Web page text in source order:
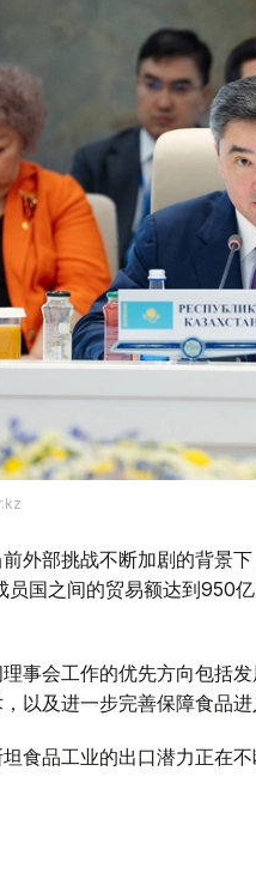
外部挑战不断加剧的背景
员国之间的贸易额达到950
事会工作的优先方向包括
以及进一步完善保障食品进
食品工业的出口潜力正在